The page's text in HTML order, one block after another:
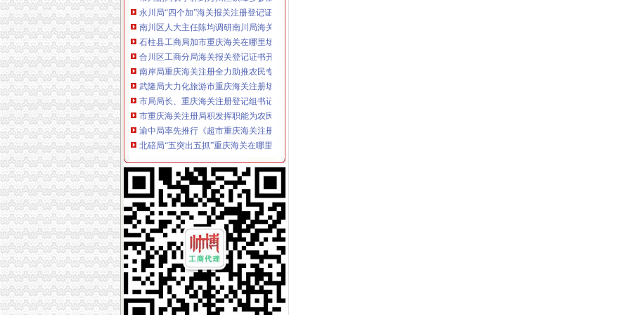
南川区人大主任陈均调研南川局海关报关登记证书工作
石柱县工商局加市重庆海关在哪里场监管为高考保驾护航
合川区工商分局海关报关登记证书开展食品批发经营户专项整行动
南岸局重庆海关注册全力助推农民专业合作社健康发展
武隆局大力化旅游市重庆海关注册场监管成效显著
市局局长、重庆海关注册登记组书记波对学习贯彻十七届五中全会精提出三点要求
市重庆海关注册局积发挥职能为农民工办实事
渝中局率先推行《超市重庆海关注册食品安全经销（代销）合同》
北碚局“五突出五抓”重庆海关在哪里扎实开展纪检监察工作
荣昌局“三措施”海关报关登记证书做好犬只市场管理工作
梁平局与渝中局共筑“两翼”重庆海关注册农户万元增收平台
永川局海关报关登记证书多举措化流通环节食品安全监管见成效
南川区机关事业单位“一讲二评三公示”重庆海关在哪里现场会在南川局召开
江津局重庆海关注册登记积加户外广告监管
九龙坡区五项措施整直港大道店招店牌成效明显
全国工商双生市重庆海关在哪里场管理理论研究会在重庆成功召开
巴南区工商分局与山东省邹城市海关报关登记证书工商局签署合作协议
沙坪坝局海关报关登记证书规范订单合同示范文本促进合同帮农
璧山局大路所实施“一社一标”重庆海关注册商标发展战略见成效
江北局海关报关注册登记证书多措并举促进微型企业规范发展
南岸局重庆海关注册全力推进企业联合征信工作